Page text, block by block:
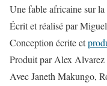
Une fable africaine sur
Écrit et réalisé par
Conception écrite et
Produit par Alex Alvarez
Avec Janeth Makungo,